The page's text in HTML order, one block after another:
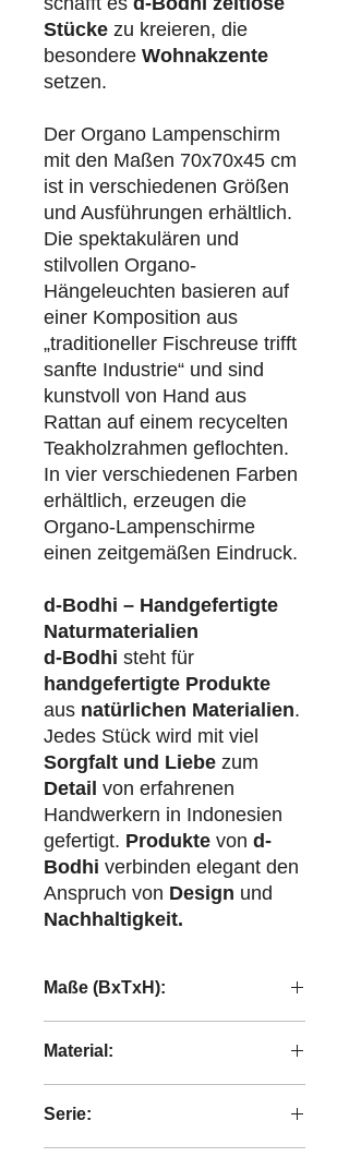
Stücke zu kreieren, die
besondere Wohnakzente
setzen.
Der Organo Lampenschirm
mit den Maßen 70x70x45 cm
ist in verschiedenen Größen
und Ausführungen erhältlich.
Die spektakulären und
stilvollen Organo-
Hängeleuchten basieren auf
einer Komposition aus
„traditioneller Fischreuse trifft
sanfte Industrie“ und sind
kunstvoll von Hand aus
Rattan auf einem recycelten
Teakholzrahmen geflochten.
In vier verschiedenen Farben
erhältlich, erzeugen die
Organo-Lampenschirme
einen zeitgemäßen Eindruck.
d-Bodhi – Handgefertigte
Naturmaterialien
d-Bodhi steht für
handgefertigte Produkte
aus natürlichen Materialien.
Jedes Stück wird mit viel
Sorgfalt und Liebe zum
Detail von erfahrenen
Handwerkern in Indonesien
gefertigt. Produkte von d-
Bodhi verbinden elegant den
Anspruch von Design und
Nachhaltigkeit.
Maße (BxTxH):
Material:
Serie: